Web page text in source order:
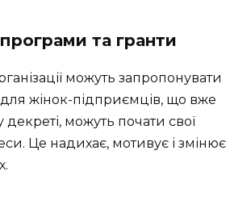
та гранти
можуть запропонувати
для жінок-підприємців, що вже
можуть почати свої
Це надихає, мотивує і змінює